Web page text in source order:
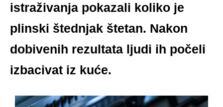
istraživanja pokazali koliko je
plinski štednjak štetan. Nakon
dobivenih rezultata ljudi ih počeli
izbacivat iz kuće.